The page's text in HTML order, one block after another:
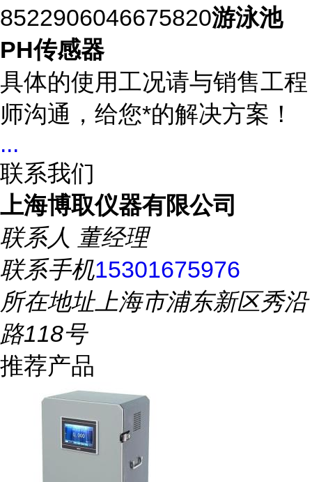
8522906046675820游泳池
PH传感器
具体的使用工况请与销售工程
师沟通，给您*的解决方案！
...
联系我们
上海博取仪器有限公司
联系人 董经理
联系手机15301675976
所在地址上海市浦东新区秀沿
路118号
推荐产品